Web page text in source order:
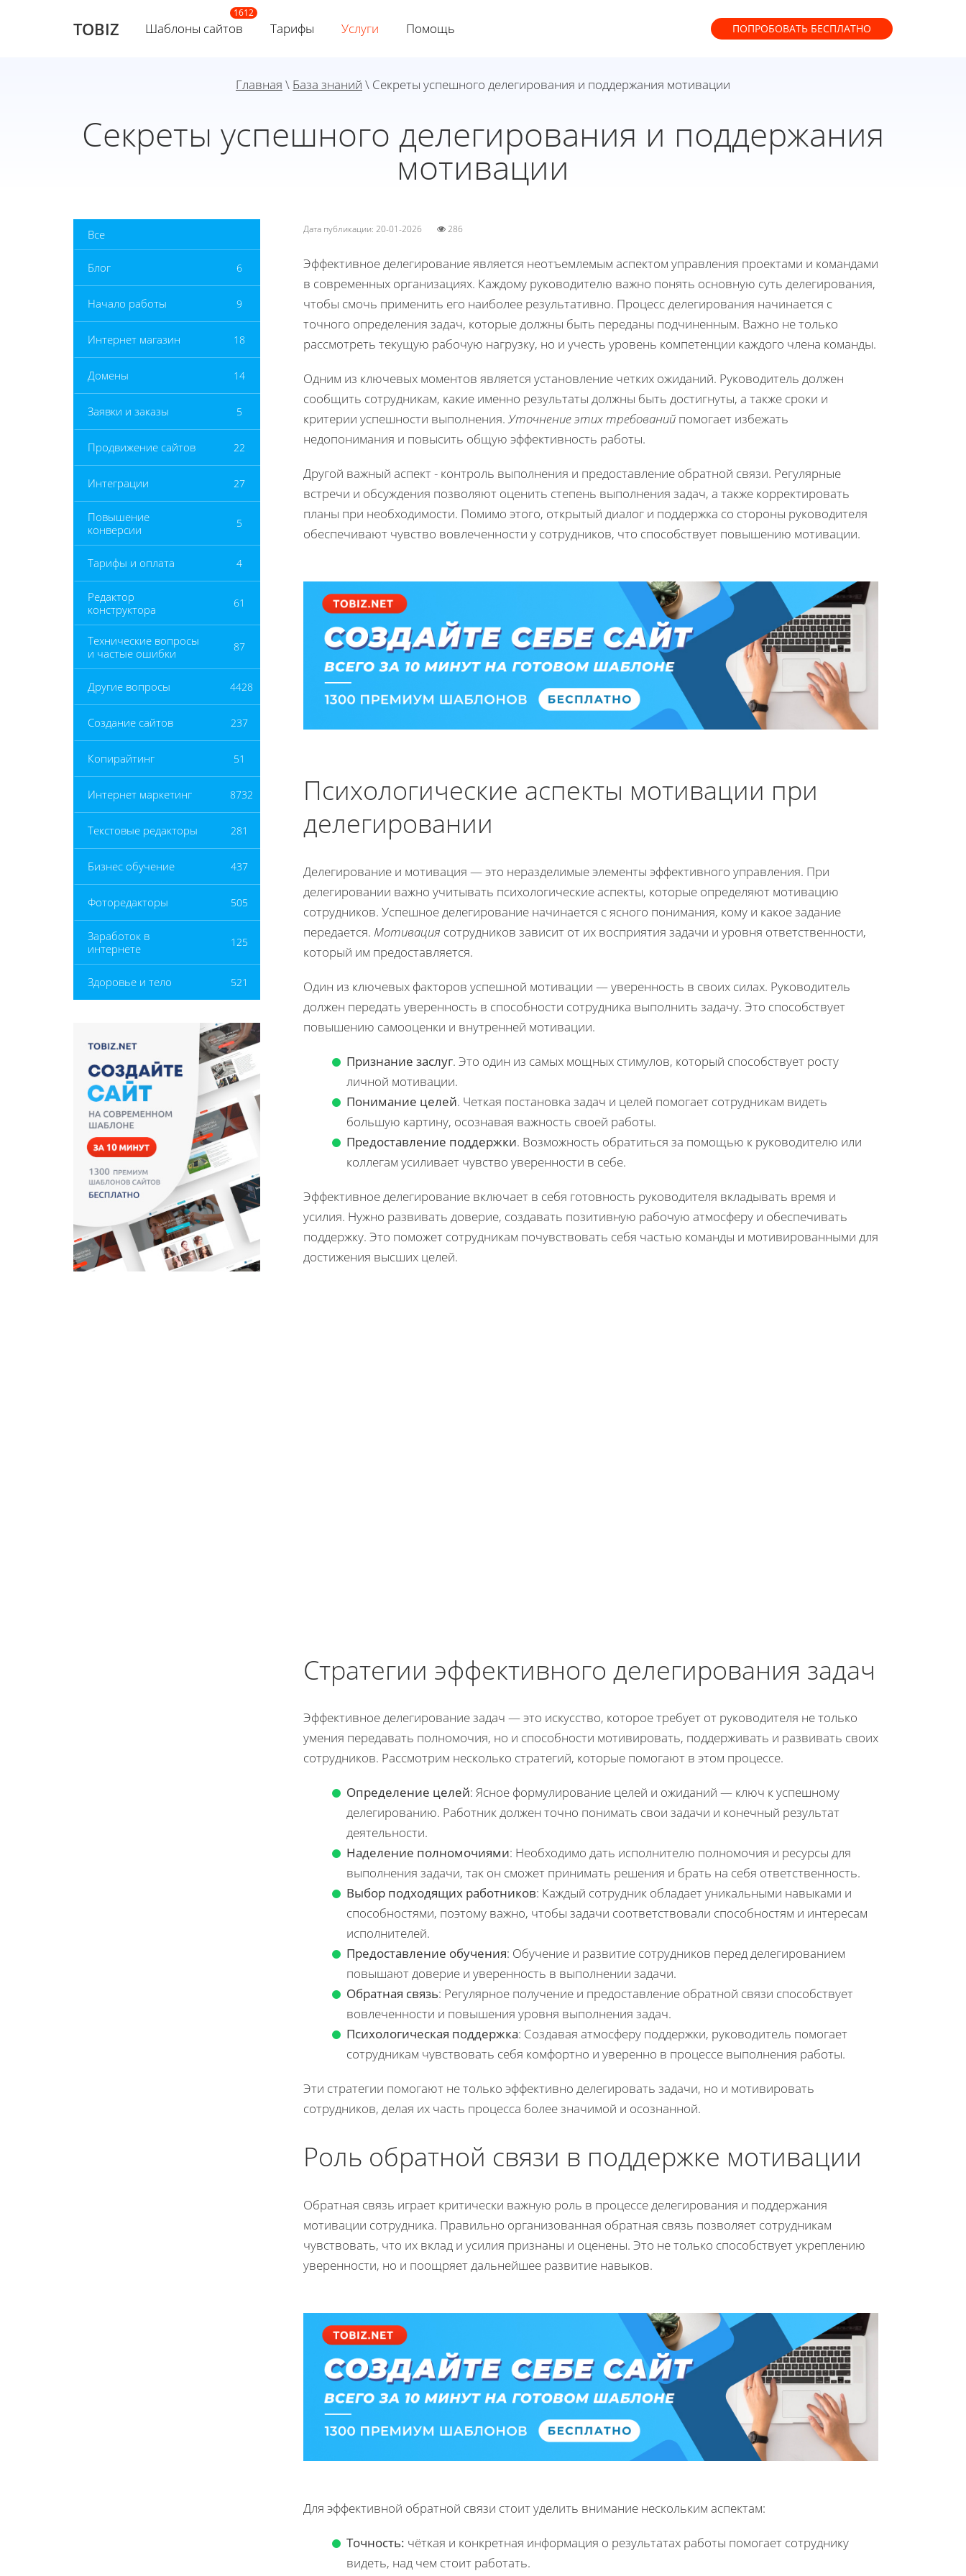
TOBIZ Шаблоны сайтов Тарифы Услуги Помощь ПОПРОБОВАТЬ БЕСПЛАТНО
Главная \ База знаний \ Секреты успешного делегирования и поддержания мотивации
Секреты успешного делегирования и поддержания
мотивации
Все
Блог 6
Начало работы 9
Интернет магазин 18
Домены 14
Заявки и заказы 5
Продвижение сайтов 22
Интеграции 27
Повышение
конверсии
5
Тарифы и оплата 4
Редактор
конструктора
61
Технические вопросы
и частые ошибки
87
Другие вопросы 4428
Создание сайтов 237
Копирайтинг 51
Интернет маркетинг 8732
Текстовые редакторы 281
Бизнес обучение 437
Фоторедакторы 505
Заработок в
интернете
125
Здоровье и тело 521
Дата публикации: 20-01-2026 286
Эффективное делегирование является неотъемлемым аспектом управления проектами и командами
в современных организациях. Каждому руководителю важно понять основную суть делегирования,
чтобы смочь применить его наиболее результативно. Процесс делегирования начинается с
точного определения задач, которые должны быть переданы подчиненным. Важно не только
рассмотреть текущую рабочую нагрузку, но и учесть уровень компетенции каждого члена команды.
Одним из ключевых моментов является установление четких ожиданий. Руководитель должен
сообщить сотрудникам, какие именно результаты должны быть достигнуты, а также сроки и
критерии успешности выполнения.Уточнение этих требований помогает избежать
недопонимания и повысить общую эффективность работы.
Другой важный аспект - контроль выполнения и предоставление обратной связи. Регулярные
встречи и обсуждения позволяют оценить степень выполнения задач, а также корректировать
планы при необходимости. Помимо этого, открытый диалог и поддержка со стороны руководителя
обеспечивают чувство вовлеченности у сотрудников, что способствует повышению мотивации.
Психологические аспекты мотивации при
делегировании
Делегирование и мотивация — это неразделимые элементы эффективного управления. При
делегировании важно учитывать психологические аспекты, которые определяют мотивацию
сотрудников. Успешное делегирование начинается с ясного понимания, кому и какое задание
передается. Мотивация сотрудников зависит от их восприятия задачи и уровня ответственности,
который им предоставляется.
Один из ключевых факторов успешной мотивации — уверенность в своих силах. Руководитель
должен передать уверенность в способности сотрудника выполнить задачу. Это способствует
повышению самооценки и внутренней мотивации.
Признание заслуг. Это один из самых мощных стимулов, который способствует росту
личной мотивации.
Понимание целей. Четкая постановка задач и целей помогает сотрудникам видеть
большую картину, осознавая важность своей работы.
Предоставление поддержки. Возможность обратиться за помощью к руководителю или
коллегам усиливает чувство уверенности в себе.
Эффективное делегирование включает в себя готовность руководителя вкладывать время и
усилия. Нужно развивать доверие, создавать позитивную рабочую атмосферу и обеспечивать
поддержку. Это поможет сотрудникам почувствовать себя частью команды и мотивированными для
достижения высших целей.
Стратегии эффективного делегирования задач
Эффективное делегирование задач — это искусство, которое требует от руководителя не только
умения передавать полномочия, но и способности мотивировать, поддерживать и развивать своих
сотрудников. Рассмотрим несколько стратегий, которые помогают в этом процессе.
Определение целей: Ясное формулирование целей и ожиданий — ключ к успешному
делегированию. Работник должен точно понимать свои задачи и конечный результат
деятельности.
Наделение полномочиями: Необходимо дать исполнителю полномочия и ресурсы для
выполнения задачи, так он сможет принимать решения и брать на себя ответственность.
Выбор подходящих работников: Каждый сотрудник обладает уникальными навыками и
способностями, поэтому важно, чтобы задачи соответствовали способностям и интересам
исполнителей.
Предоставление обучения: Обучение и развитие сотрудников перед делегированием
повышают доверие и уверенность в выполнении задачи.
Обратная связь: Регулярное получение и предоставление обратной связи способствует
вовлеченности и повышения уровня выполнения задач.
Психологическая поддержка: Создавая атмосферу поддержки, руководитель помогает
сотрудникам чувствовать себя комфортно и уверенно в процессе выполнения работы.
Эти стратегии помогают не только эффективно делегировать задачи, но и мотивировать
сотрудников, делая их часть процесса более значимой и осознанной.
Роль обратной связи в поддержке мотивации
Обратная связь играет критически важную роль в процессе делегирования и поддержания
мотивации сотрудника. Правильно организованная обратная связь позволяет сотрудникам
чувствовать, что их вклад и усилия признаны и оценены. Это не только способствует укреплению
уверенности, но и поощряет дальнейшее развитие навыков.
Для эффективной обратной связи стоит уделить внимание нескольким аспектам:
Точность: чёткая и конкретная информация о результатах работы помогает сотруднику
видеть, над чем стоит работать.